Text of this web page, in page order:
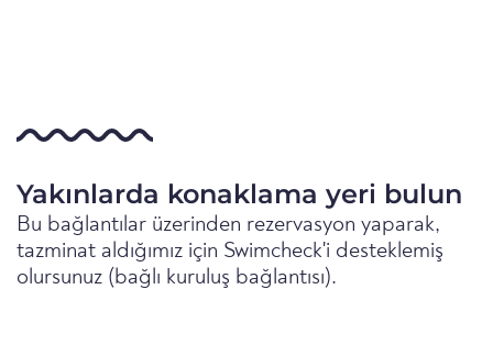
Yakınlarda konaklama yeri bulun
Bu bağlantılar üzerinden rezervasyon yaparak,
tazminat aldığımız için Swimcheck'i desteklemiş
olursunuz (bağlı kuruluş bağlantısı).